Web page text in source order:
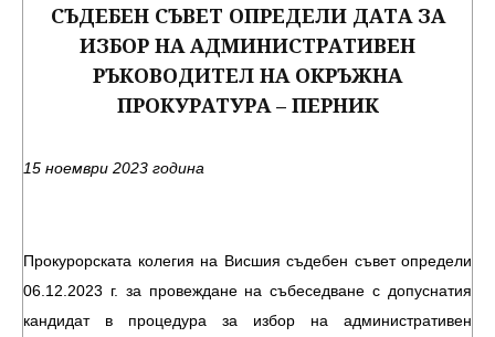
СЪДЕБЕН СЪВЕТ ОПРЕДЕЛИ ДАТА ЗА
ИЗБОР НА АДМИНИСТРАТИВЕН
РЪКОВОДИТЕЛ НА ОКРЪЖНА
ПРОКУРАТУРА – ПЕРНИК
15 ноември 2023 година
Прокурорската колегия на Висшия съдебен съвет определи
06.12.2023 г. за провеждане на събеседване с допуснатия
кандидат в процедура за избор на административен